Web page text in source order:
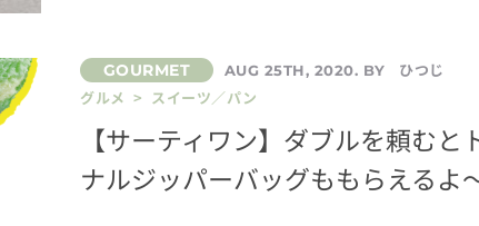
AUG 25TH, 2020. BY
ひつじ
グルメ > スイーツ／パン
【サーティワン】ダブルを頼む
ナルジッパーバッグももらえるよ